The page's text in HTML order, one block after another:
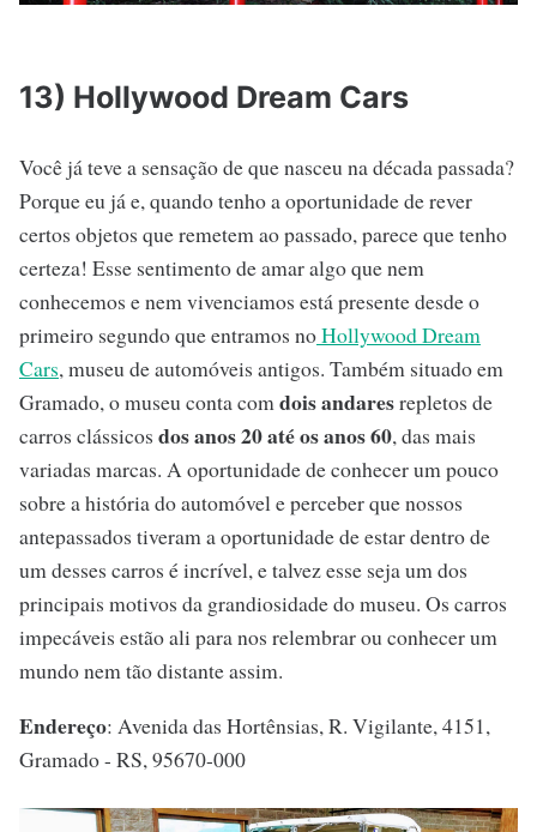
13) Hollywood Dream Cars
Você já teve a sensação de que nasceu na década passada?
Porque eu já e, quando tenho a oportunidade de rever
certos objetos que remetem ao passado, parece que tenho
certeza! Esse sentimento de amar algo que nem
conhecemos e nem vivenciamos está presente desde o
primeiro segundo que entramos noHollywood Dream
Cars, museu de automóveis antigos. Também situado em
Gramado, o museu conta comdois andaresrepletos de
carros clássicos dos anos 20 até os anos 60, das mais
variadas marcas. A oportunidade de conhecer um pouco
sobre a história do automóvel e perceber que nossos
antepassados tiveram a oportunidade de estar dentro de
um desses carros é incrível, e talvez esse seja um dos
principais motivos da grandiosidade do museu. Os carros
impecáveis estão ali para nos relembrar ou conhecer um
mundo nem tão distante assim.
Endereço: Avenida das Hortênsias, R. Vigilante, 4151,
Gramado - RS, 95670-000